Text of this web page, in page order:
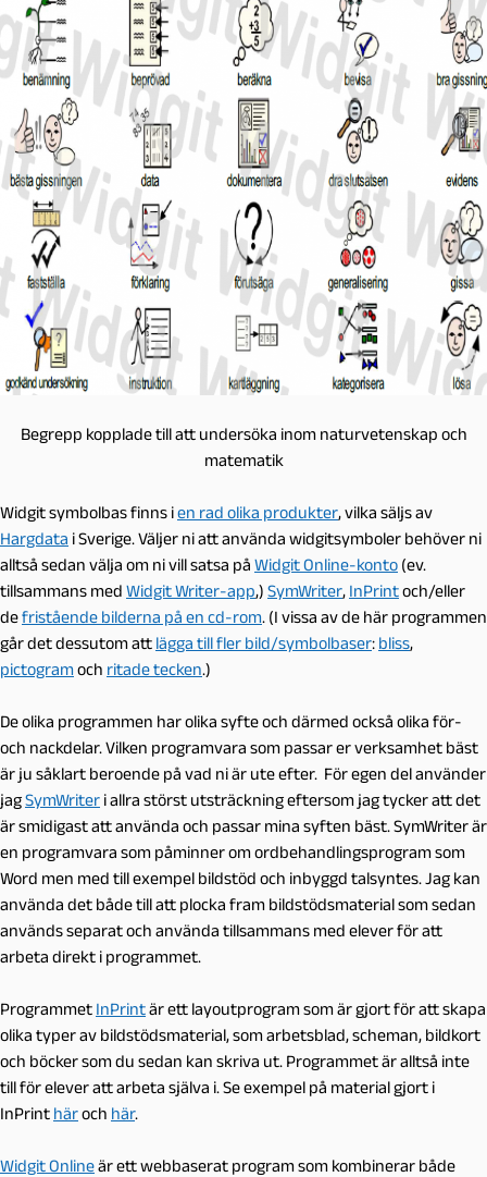
Begrepp kopplade till att undersöka inom naturvetenskap och
matematik
Widgit symbolbas finns ien rad olika produkter, vilka säljs av
Hargdata i Sverige. Väljer ni att använda widgitsymboler behöver ni
alltså sedan välja om ni vill satsa på Widgit Online-konto (ev.
tillsammans med Widgit Writer-app,) SymWriter, InPrintoch/eller
defristående bilderna på en cd-rom. (I vissa av de här programmen
går det dessutom att lägga till fler bild/symbolbaser: bliss,
pictogramoch ritade tecken.)
De olika programmen har olika syfte och därmed också olika för-
och nackdelar. Vilken programvara som passar er verksamhet bäst
är ju såklart beroende på vad ni är ute efter. För egen del använder
jagSymWriter i allra störst utsträckning eftersom jag tycker att det
är smidigast att använda och passar mina syften bäst. SymWriter är
en programvara som påminner om ordbehandlingsprogram som
Word men med till exempel bildstöd och inbyggd talsyntes. Jag kan
använda det både till att plocka fram bildstödsmaterial som sedan
används separat och använda tillsammans med elever för att
arbeta direkt i programmet.
Programmet InPrintär ett layoutprogram som är gjort för att skapa
olika typer av bildstödsmaterial, som arbetsblad, scheman, bildkort
och böcker som du sedan kan skriva ut. Programmet är alltså inte
till för elever att arbeta själva i. Se exempel på material gjort i
InPrint häroch här.
Widgit Onlineär ett webbaserat program som kombinerar både